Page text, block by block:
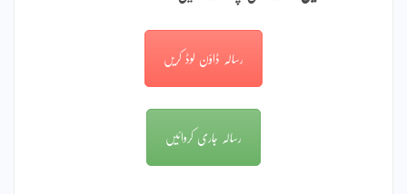
رسالہ ڈاؤن لوڈ کریں
رسالہ جاری کروائیں